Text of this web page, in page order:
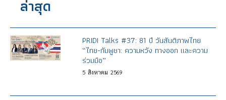
ล่าสุด
PRIDI Talks #37: 81 ปี วันสันติภาพไทย
“ไทย-กัมพูชา: ความหวัง ทางออก และความ
ร่วมมือ”
5 สิงหาคม 2569